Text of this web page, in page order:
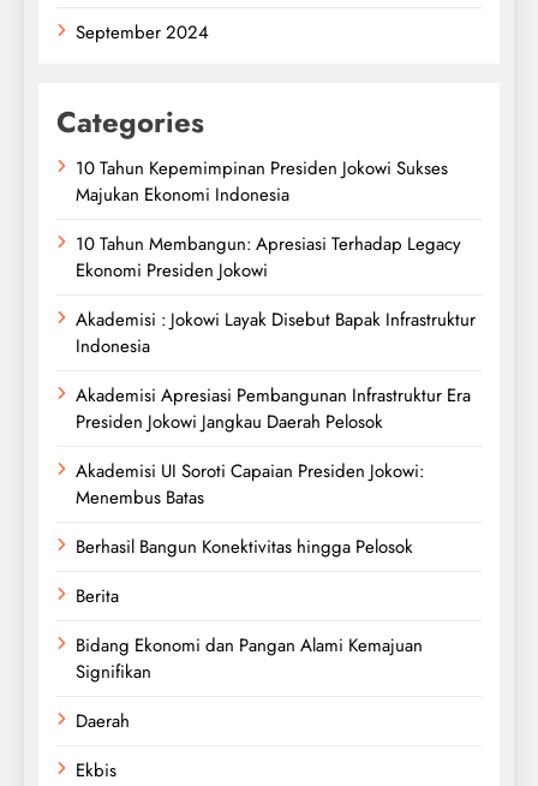
September 2024
Categories
10 Tahun Kepemimpinan Presiden Jokowi Sukses
Majukan Ekonomi Indonesia
10 Tahun Membangun: Apresiasi Terhadap Legacy
Ekonomi Presiden Jokowi
Akademisi : Jokowi Layak Disebut Bapak Infrastruktur
Indonesia
Akademisi Apresiasi Pembangunan Infrastruktur Era
Presiden Jokowi Jangkau Daerah Pelosok
Akademisi UI Soroti Capaian Presiden Jokowi:
Menembus Batas
Berhasil Bangun Konektivitas hingga Pelosok
Berita
Bidang Ekonomi dan Pangan Alami Kemajuan
Signifikan
Daerah
Ekbis